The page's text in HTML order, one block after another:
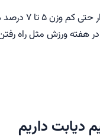
تاثیر بسزایی داشته باشد.
داریم